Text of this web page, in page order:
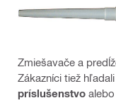
Zmiešavače a
Zákazníci tiež hľadali
príslušenstvo alebo